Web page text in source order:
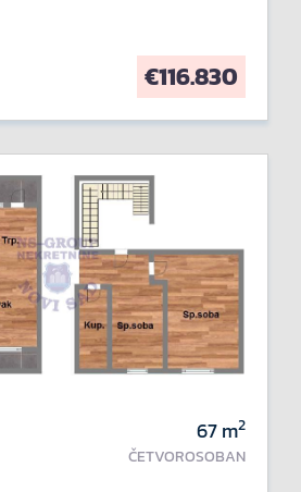
€116.830
67m2
ČETVOROSOBAN